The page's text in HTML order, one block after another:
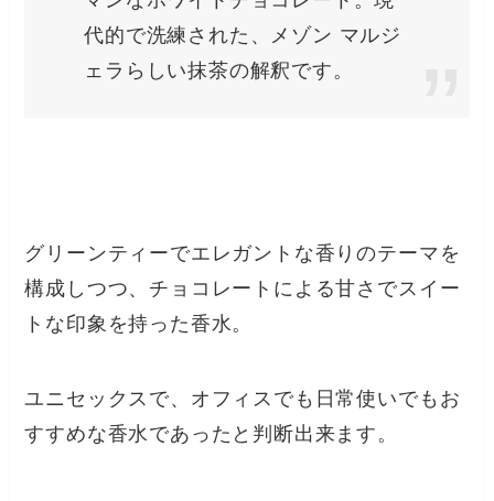
代的で洗練された、メゾン マルジ
ェラらしい抹茶の解釈です。
グリーンティーでエレガントな香りのテーマを
構成しつつ、チョコレートによる甘さでスイー
トな印象を持った香水。
ユニセックスで、オフィスでも日常使いでもお
すすめな香水であったと判断出来ます。